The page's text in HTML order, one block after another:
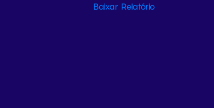
Baixar Relatório